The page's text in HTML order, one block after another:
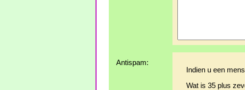
Antispam:
Indien u een
Wat is 35 plus